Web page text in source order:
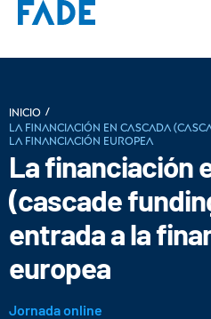
INICIO /
La financiación en cascada
la financiación europea
La financiación
(cascade
entrada a la
europea
Jornada online